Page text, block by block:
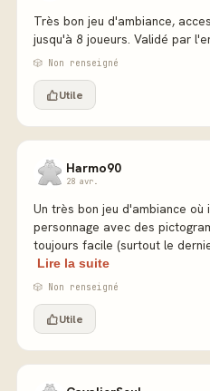
Très bon jeu d'ambiance,
jusqu'à 8 joueurs. Validé par
🎲 Non renseigné
Utile
Harmo90
28 avr.
Un très bon jeu d'ambiance
personnage avec des
toujours facile (surtout le
Lire la suite
🎲 Non renseigné
Utile